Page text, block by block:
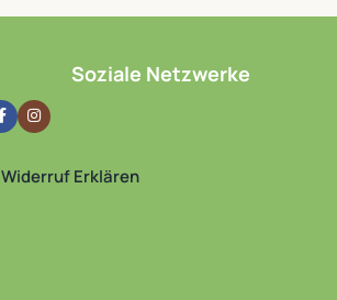
Soziale Netzwerke
Widerruf Erklären